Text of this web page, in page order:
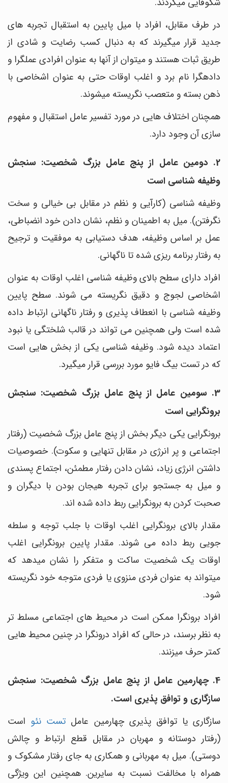
در طرف مقابل، افراد با میل پایین به استقبال تجربه‎ های
جدید قرار می‎گیرند که به دنبال کسب رضایت و شادی از
طریق ثبات هستند و می‎توان از آن‎ها به عنوان افرادی عملگرا و
داده‎گرا نام برد و اغلب اوقات حتی به عنوان اشخاصی با
ذهن بسته و متعصب نگریسته می‎شوند.
سازی آن وجود دارد.
2. دومین عامل از پنج عامل بزرگ شخصیت: سنجش
وظیفه شناسی است
وظیفه شناسی (کارآیی و نظم در مقابل بی خیالی و سخت
نگرفتن). میل به اطمینان و نظم، نشان دادن خود انضباطی،
عمل بر اساس وظیفه، هدف دستیابی به موفقیت و ترجیح
به رفتار برنامه‎ ریزی شده تا ناگهانی.
افراد دارای سطح بالای وظیفه‎ شناسی اغلب اوقات به عنوان
اشخاصی لجوج و دقیق نگریسته می شوند. سطح پایین
وظیفه‎ شناسی با انعطاف ‎پذیری و رفتار ناگهانی ارتباط داده
شده است ولی همچنین می تواند در قالب شلختگی یا نبود
اعتماد دیده شود. وظیفه شناسی یکی از بخش هایی است
که در تست بیگ فایو مورد بررسی قرار میگیرد.
3. سومین عامل از پنج عامل بزرگ شخصیت: سنجش
برونگرایی است
برونگرایی یکی دیگر بخش از پنج عامل بزرگ شخصیت (رفتار
اجتماعی و پر انرژی در مقابل تنهایی و سکوت). خصوصیات
داشتن انرژی زیاد، نشان دادن رفتار مطمئن، اجتماع ‎پسندی
و میل به جستجو برای تجربه هیجان بودن با دیگران و
صحبت کردن به برونگرایی ربط داده شده ‎اند.
مقدار بالای برونگرایی اغلب اوقات با جلب توجه و سلطه
جویی ربط داده می شوند. مقدار پایین برونگرایی اغلب
اوقات یک شخصیت ساکت و متفکر را نشان می‎دهد که
می‎تواند به عنوان فردی منزوی یا فردی متوجه خود نگریسته
شود.
افراد برونگرا ممکن است در محیط ‎های اجتماعی مسلط‎ تر
به نظر برسند، در حالی که افراد درونگرا در چنین محیط‎ هایی
کمتر حرف می‎زنند.
4. چهارمین عامل از پنج عامل بزرگ شخصیت: سنجش
سازگاری و توافق پذیری است.
سازگاری یا توافق پذیری چهارمین عامل تست نئو است
(رفتار دوستانه و مهربان در مقابل قطع ارتباط و چالش
دوستی). میل به مهربانی و همکاری به جای رفتار مشکوک و
همراه با مخالفت نسبت به سایرین. همچنین این ویژگی